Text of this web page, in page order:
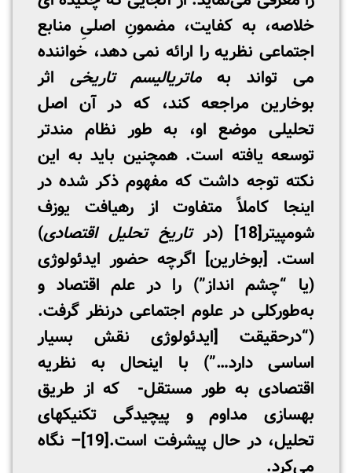
خلاصه، به کفایت، مضمونِ اصلیِ منابع
اجتماعی نظریه را ارائه نمی­ دهد، خواننده
می ­تواند بهماتریالیسم تاریخی اثر
بوخارین مراجعه ­کند، که در آن اصل
تحلیلی موضع او، به­ طور نظام­ مندتر
توسعه یافته است. همچنین باید به این
نکته توجه داشت که مفهوم ذکر شده در
اینجا کاملاً متفاوت از رهیافت یوزف
شومپیتر[18] (درتاریخ تحلیل اقتصادی)
است. [بوخارین] اگرچه حضور ایدئولوژی
(یا “چشم انداز”) را در علم اقتصاد و
به‌طورکلی در علوم اجتماعی درنظر گرفت.
(“درحقیقت [ایدئولوژی نقش بسیار
اساسی دارد…”) با اینحال به نظریه
اقتصادی به طور مستقل- که از طریق
بهسازی مداوم و پیچیدگی تکنیکهای
تحلیل، در حال پیشرفت است.[19]
– نگاه
می‌کرد.